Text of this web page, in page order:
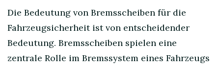
Die Bedeutung von Bremsscheiben für die
Fahrzeugsicherheit ist von entscheidender
Bedeutung. Bremsscheiben spielen eine
zentrale Rolle im Bremssystem eines Fahrzeugs